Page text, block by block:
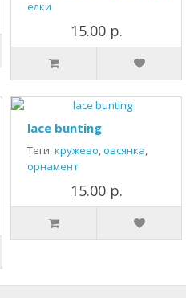
елки
15.00 р.
lace bunting
Теги: кружево,овсянка,
орнамент
15.00 р.